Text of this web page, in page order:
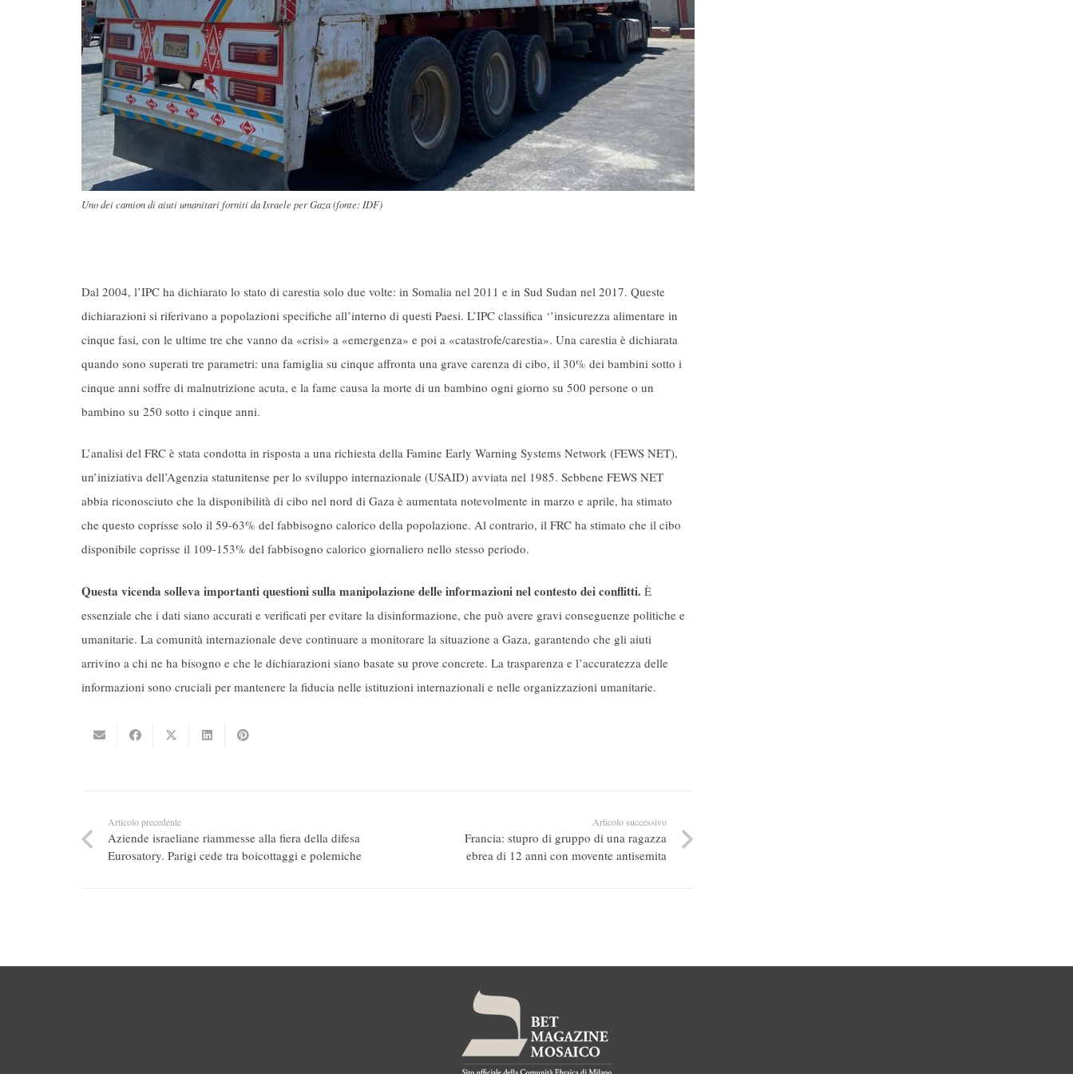
Uno dei camion di aiuti umanitari forniti da Israele per Gaza (fonte: IDF)
Dal 2004, l’IPC ha dichiarato lo stato di carestia solo due volte: in Somalia nel 2011 e in Sud Sudan nel 2017. Queste
dichiarazioni si riferivano a popolazioni specifiche all’interno di questi Paesi. L’IPC classifica ‘’insicurezza alimentare in
cinque fasi, con le ultime tre che vanno da «crisi» a «emergenza» e poi a «catastrofe/carestia». Una carestia è dichiarata
quando sono superati tre parametri: una famiglia su cinque affronta una grave carenza di cibo, il 30% dei bambini sotto i
cinque anni soffre di malnutrizione acuta, e la fame causa la morte di un bambino ogni giorno su 500 persone o un
bambino su 250 sotto i cinque anni.
L’analisi del FRC è stata condotta in risposta a una richiesta della Famine Early Warning Systems Network (FEWS NET),
un’iniziativa dell’Agenzia statunitense per lo sviluppo internazionale (USAID) avviata nel 1985. Sebbene FEWS NET
abbia riconosciuto che la disponibilità di cibo nel nord di Gaza è aumentata notevolmente in marzo e aprile, ha stimato
che questo coprisse solo il 59-63% del fabbisogno calorico della popolazione. Al contrario, il FRC ha stimato che il cibo
disponibile coprisse il 109-153% del fabbisogno calorico giornaliero nello stesso periodo.
Questa vicenda solleva importanti questioni sulla manipolazione delle informazioni nel contesto dei conflitti. È
essenziale che i dati siano accurati e verificati per evitare la disinformazione, che può avere gravi conseguenze politiche e
umanitarie. La comunità internazionale deve continuare a monitorare la situazione a Gaza, garantendo che gli aiuti
arrivino a chi ne ha bisogno e che le dichiarazioni siano basate su prove concrete. La trasparenza e l’accuratezza delle
informazioni sono cruciali per mantenere la fiducia nelle istituzioni internazionali e nelle organizzazioni umanitarie.
Articolo precedente
Aziende israeliane riammesse alla fiera della difesa
Eurosatory. Parigi cede tra boicottaggi e polemiche
Articolo successivo
Francia: stupro di gruppo di una ragazza
ebrea di 12 anni con movente antisemita